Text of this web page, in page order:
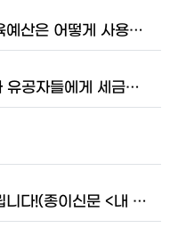
⏩ (강원) 교육청의 교육예산은 어떻게 사용될까요?_고준 명예기자 > 우리 동네 세금 이슈
(6월) ✍🥈 애국지사와 유공자들에게 세금으로 지원하는 정책은? _김연우 기자 > 기자단 네트워크
이벤트 당첨을 축하드립니다!(종이신문 <내 친구 세금> 신청 이벤트!) > 내‧친‧세 이벤트